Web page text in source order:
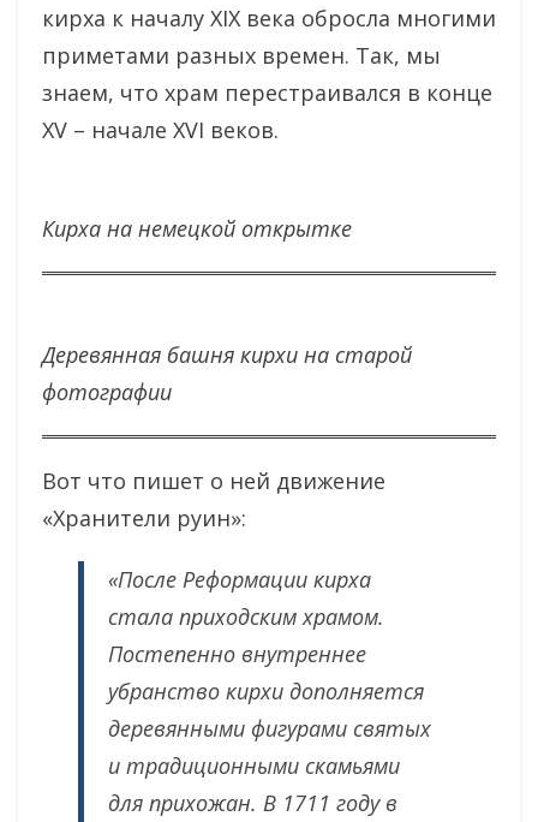
кирха к началу XIX века обросла многими
приметами разных времен. Так, мы
знаем, что храм перестраивался в конце
XV – начале XVI веков.
Кирха на немецкой открытке
Деревянная башня кирхи на старой
фотографии
Вот что пишет о ней движение
«Хранители руин»:
«После Реформации кирха
стала приходским храмом.
Постепенно внутреннее
убранство кирхи дополняется
деревянными фигурами святых
и традиционными скамьями
для прихожан. В 1711 году в